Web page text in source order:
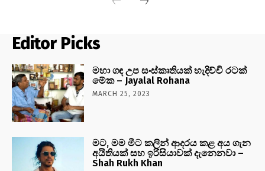
Editor Picks
මහා ගඳ උප සංස්කෘතියක් හැදිච්චි රටක්
මේක – Jayalal Rohana
MARCH 25, 2023
මට, මම මීට කලින් ආදරය කළ අය ගැන
අයිතියක් සහ ඉරිසියාවක් දැනෙනවා –
Shah Rukh Khan